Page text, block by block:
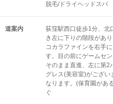
脱毛/ドライヘッドスパ
道案内
荻窪駅西口徒歩1分、北
き左に下りの階段があ
コカラファインを右手
す。目の前にゲームセ
そのまま直進、左に第2
グレス(美容室)がござ
なります。(保育園があ
ぐ